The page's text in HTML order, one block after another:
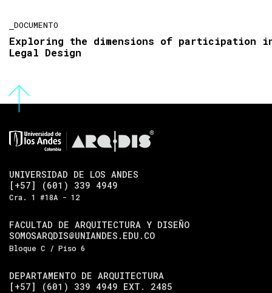
DOCUMENTO
Exploring the dimensions of participation
Legal Design
UNIVERSIDAD DE LOS ANDES
[+57] (601) 339 4949
Cra. 1 #18A - 12
FACULTAD DE ARQUITECTURA Y DISEÑO
SOMOSARQDIS@UNIANDES.EDU.CO
Bloque C / Piso 6
DEPARTAMENTO DE ARQUITECTURA
[+57] (601) 339 4949 EXT. 2485